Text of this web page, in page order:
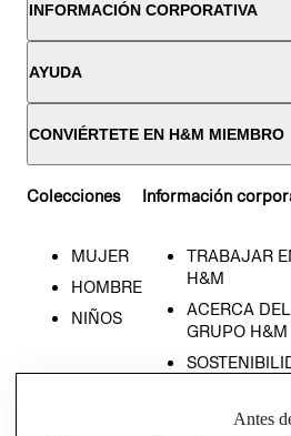
INFORMACIÓN CORPORATIVA
AYUDA
CONVIÉRTETE EN H&M MIEMBRO
Colecciones
MUJER
HOMBRE
NIÑOS
Información
TRABAJAR
H&M
ACERCA DEL
GRUPO H&M
RELACIÓN
Antes